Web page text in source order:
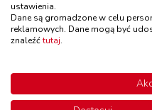
Wyprzedaż!
kod:
W
do 7 dni
ustawienia.
Dane są gromadzone w celu
reklamowych. Dane mogą być
znaleźćtutaj.